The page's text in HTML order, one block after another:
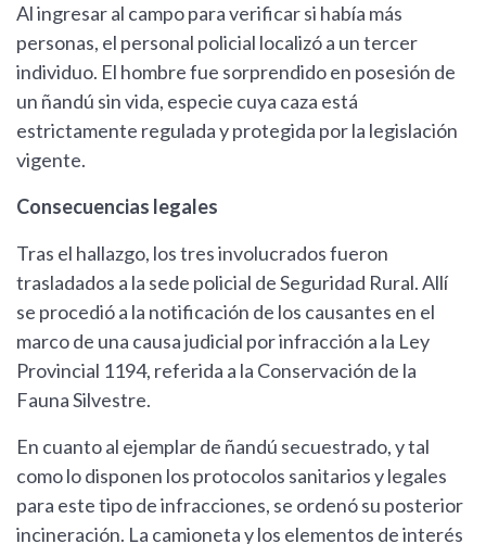
Al ingresar al campo para verificar si había más
personas, el personal policial localizó a un tercer
individuo. El hombre fue sorprendido en posesión de
un ñandú sin vida, especie cuya caza está
estrictamente regulada y protegida por la legislación
vigente.
Consecuencias legales
Tras el hallazgo, los tres involucrados fueron
trasladados a la sede policial de Seguridad Rural. Allí
se procedió a la notificación de los causantes en el
marco de una causa judicial por infracción a la Ley
Provincial 1194, referida a la Conservación de la
Fauna Silvestre.
En cuanto al ejemplar de ñandú secuestrado, y tal
como lo disponen los protocolos sanitarios y legales
para este tipo de infracciones, se ordenó su posterior
incineración. La camioneta y los elementos de interés